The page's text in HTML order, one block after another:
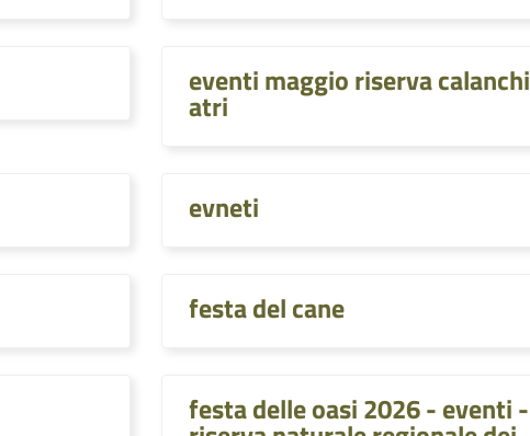
eventi maggio riserva calanchi
atri
evneti
festa del cane
festa delle oasi 2026 - eventi -